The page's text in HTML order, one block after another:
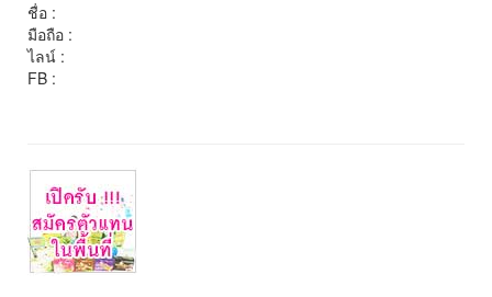
ชื่อ :
มือถือ :
ไลน์ :
FB :